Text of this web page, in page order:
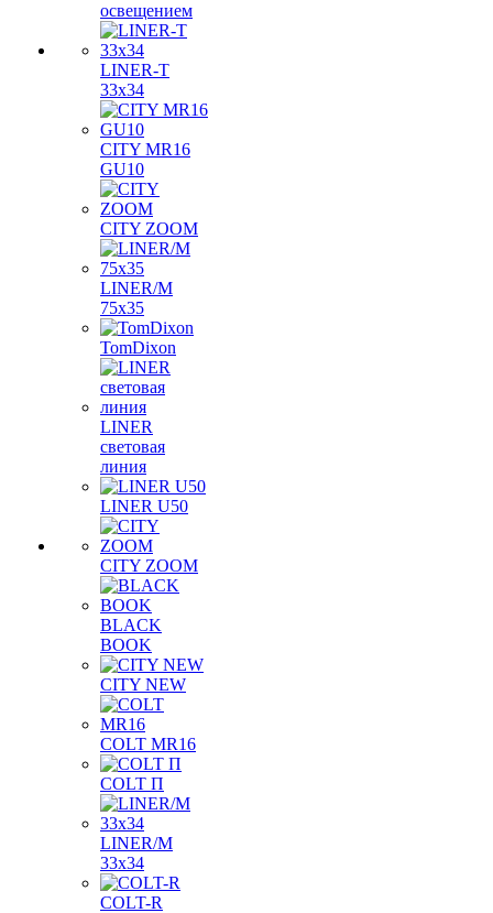
освещением
LINER-T
33x34
CITY MR16
GU10
CITY ZOOM
LINER/M
75х35
TomDixon
LINER
световая
линия
LINER U50
CITY ZOOM
BLACK
BOOK
CITY NEW
COLT MR16
COLT П
LINER/М
33х34
COLT-R